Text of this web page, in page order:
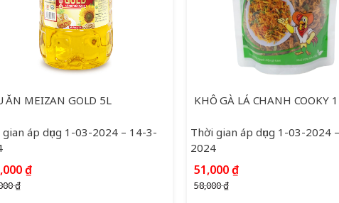
ĂN MEIZAN GOLD 5L
áp dụng 1-03-2024 – 14-3-
₫
₫Giá
KHÔ GÀ LÁ CHANH COOKY
Thời gian áp dụng 1-03-2024
2024
58,000₫
Giá
gốc
là:
51,000₫Giá